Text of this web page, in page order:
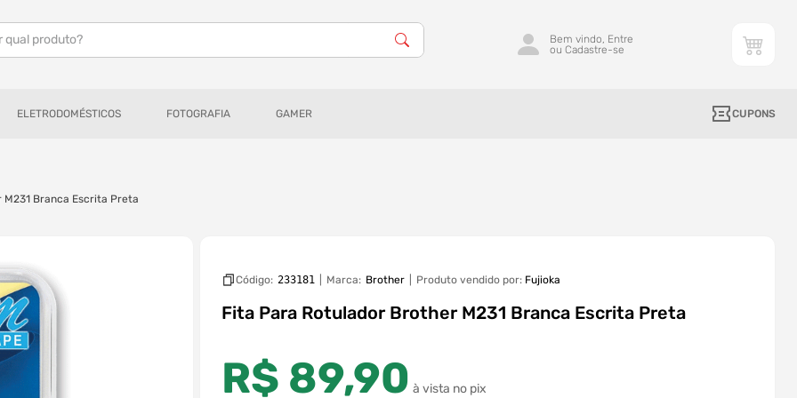
qual produto?
Bem vindo, Entre
ou Cadastre-se
ELETRODOMÉSTICOS FOTOGRAFIA GAMER CUPONS
Branca Escrita Preta
Código: 233181 Marca: Brother Produto vendido por: Fujioka
Fita Para Rotulador Brother M231 Branca Escrita Preta
R$ 89,90 à vista no pix